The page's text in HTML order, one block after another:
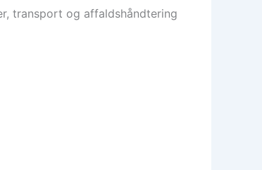
transport og affaldshåndtering